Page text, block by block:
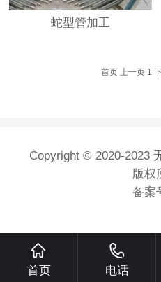
蛇型管加工
首页 上一页 1
Copyright © 2020-2023
版权
备案
首页 电话